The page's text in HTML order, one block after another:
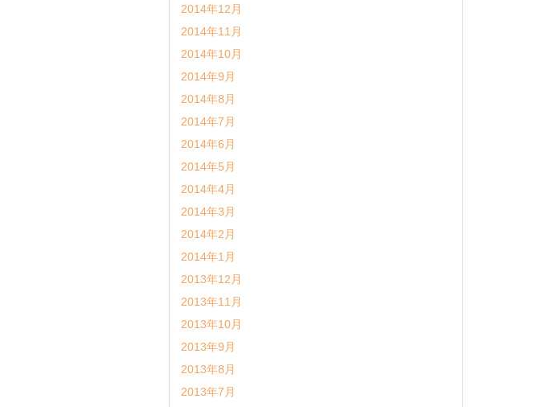
2014年12月
2014年11月
2014年10月
2014年9月
2014年8月
2014年7月
2014年6月
2014年5月
2014年4月
2014年3月
2014年2月
2014年1月
2013年12月
2013年11月
2013年10月
2013年9月
2013年8月
2013年7月